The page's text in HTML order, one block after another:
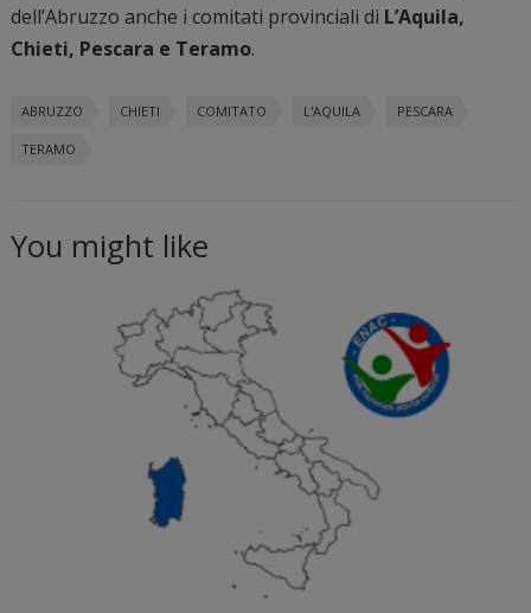
dell’Abruzzo anche i comitati provinciali di L’Aquila,
Chieti, Pescara e Teramo.
ABRUZZO CHIETI COMITATO L'AQUILA PESCARA
TERAMO
You might like